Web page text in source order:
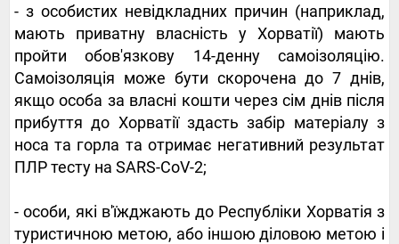
- з особистих невідкладних причин (наприклад,
мають приватну власність у Хорватії) мають
пройти обов'язкову 14-денну самоізоляцію.
Самоізоляція може бути скорочена до 7 днів,
якщо особа за власні кошти через сім днів після
прибуття до Хорватії здасть забір матеріалу з
носа та горла та отримає негативний результат
ПЛР тесту на SARS-CoV-2;
- особи, які в'їжджають до Республіки Хорватія з
туристичною метою, або іншою діловою метою і